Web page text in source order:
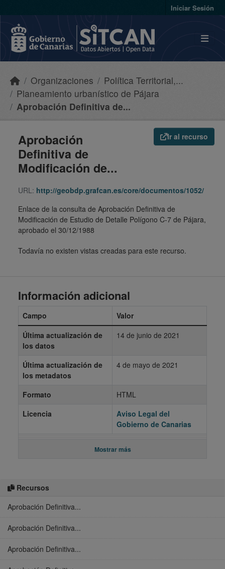
Iniciar Sesión
Organizaciones
Política Territorial,...
Planeamiento urbanístico de Pájara
Aprobación Definitiva de...
Ir al recurso
Aprobación
Definitiva de
Modificación de...
URL: http://geobdp.grafcan.es/core/documentos/1052/
Enlace de la consulta de Aprobación Definitiva de
Modificación de Estudio de Detalle Polígono C-7 de Pájara,
aprobado el 30/12/1988
Todavía no existen vistas creadas para este recurso.
Recursos
Aprobación Definitiva...
Aprobación Definitiva...
Aprobación Definitiva...
Información adicional
Campo
Valor
Última actualización de
los datos
14 de junio de 2021
Última actualización de
los metadatos
4 de mayo de 2021
Formato
HTML
Licencia
Aviso Legal del
Gobierno de Canarias
Mostrar más